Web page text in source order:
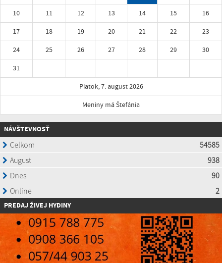
10
11 12 13 14 15
16
17
18 19 20 21 22
23
24
25 26 27 28 29
30
31
Piatok, 7. august 2026
Meniny má Štefánia
NÁVŠTEVNOSŤ
PREDAJ ŽIVEJ HYDINY